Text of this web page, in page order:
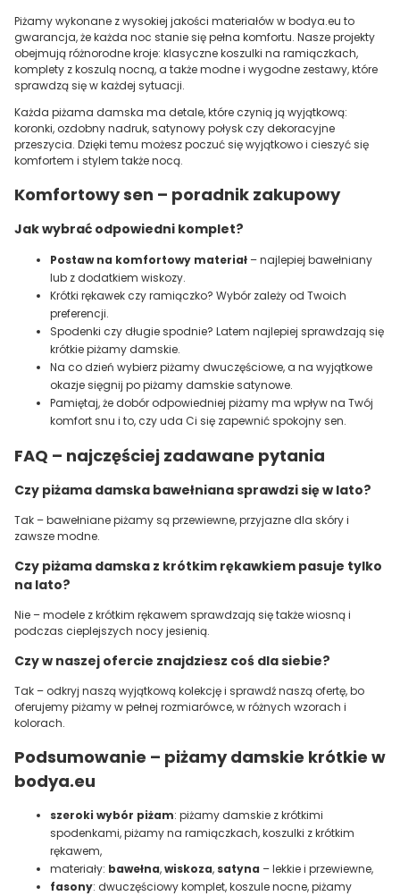
Piżamy wykonane z wysokiej jakości materiałów w bodya.eu to
gwarancja, że każda noc stanie się pełna komfortu. Nasze projekty
obejmują różnorodne kroje: klasyczne koszulki na ramiączkach,
komplety z koszulą nocną, a także modne i wygodne zestawy, które
sprawdzą się w każdej sytuacji.
Każda piżama damska ma detale, które czynią ją wyjątkową:
koronki, ozdobny nadruk, satynowy połysk czy dekoracyjne
przeszycia. Dzięki temu możesz poczuć się wyjątkowo i cieszyć się
komfortem i stylem także nocą.
Komfortowy sen – poradnik zakupowy
Jak wybrać odpowiedni komplet?
Postaw na komfortowy materiał – najlepiej bawełniany
lub z dodatkiem wiskozy.
Krótki rękawek czy ramiączko? Wybór zależy od Twoich
preferencji.
Spodenki czy długie spodnie? Latem najlepiej sprawdzają się
krótkie piżamy damskie.
Na co dzień wybierz piżamy dwuczęściowe, a na wyjątkowe
okazje sięgnij po piżamy damskie satynowe.
Pamiętaj, że dobór odpowiedniej piżamy ma wpływ na Twój
komfort snu i to, czy uda Ci się zapewnić spokojny sen.
FAQ – najczęściej zadawane pytania
Czy piżama damska bawełniana sprawdzi się w lato?
Tak – bawełniane piżamy są przewiewne, przyjazne dla skóry i
zawsze modne.
Czy piżama damska z krótkim rękawkiem pasuje tylko
na lato?
Nie – modele z krótkim rękawem sprawdzają się także wiosną i
podczas cieplejszych nocy jesienią.
Czy w naszej ofercie znajdziesz coś dla siebie?
Tak – odkryj naszą wyjątkową kolekcję i sprawdź naszą ofertę, bo
oferujemy piżamy w pełnej rozmiarówce, w różnych wzorach i
kolorach.
Podsumowanie – piżamy damskie krótkie w
bodya.eu
szeroki wybór piżam: piżamy damskie z krótkimi
spodenkami, piżamy na ramiączkach, koszulki z krótkim
rękawem,
materiały: bawełna,wiskoza, satyna – lekkie i przewiewne,
fasony: dwuczęściowy komplet, koszule nocne, piżamy